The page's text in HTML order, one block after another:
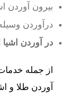
بیرون آوردن
درآوردن
در آوردن اشیا
از جمله
آوردن طلا و